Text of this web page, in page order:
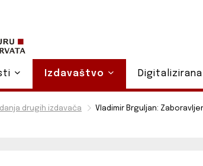
drugih izdavača Vladimir Brguljan:
Izdavaštvo